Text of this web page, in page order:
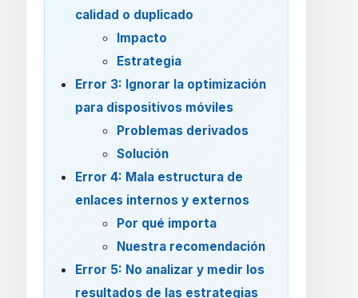
calidad o duplicado
Impacto
Estrategia
Error 3: Ignorar la optimización
para dispositivos móviles
Problemas derivados
Solución
Error 4: Mala estructura de
enlaces internos y externos
Por qué importa
Nuestra recomendación
Error 5: No analizar y medir los
resultados de las estrategias